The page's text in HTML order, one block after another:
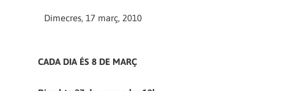
Dimecres, 17 març, 2010
CADA DIA ÉS 8 DE MARÇ